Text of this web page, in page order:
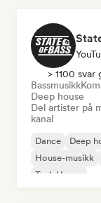
> 1100 svar
Bassmusikk
Deep house
Del artister på
kanal
Dance Deep
House-musikk
Tech House